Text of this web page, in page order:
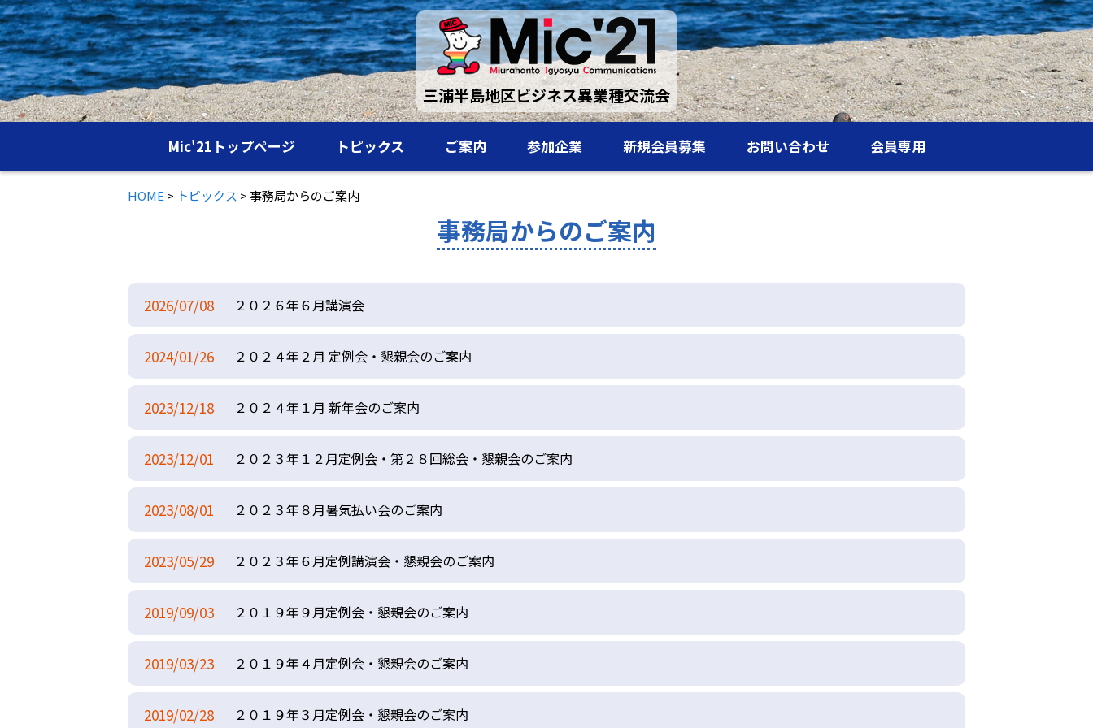
三浦半島地区ビジネス異業種交流会
Mic'21トップページ トピックス ご案内 参加企業 新規会員募集 お問い合わせ 会員専用
HOME > トピックス >事務局からのご案内
事務局からのご案内
2026/07/08 ２０２６年６月講演会
2024/01/26 ２０２４年２月 定例会・懇親会のご案内
2023/12/18 ２０２４年１月 新年会のご案内
2023/12/01 ２０２３年１２月定例会・第２８回総会・懇親会のご案内
2023/08/01 ２０２３年８月暑気払い会のご案内
2023/05/29 ２０２３年６月定例講演会・懇親会のご案内
2019/09/03 ２０１９年９月定例会・懇親会のご案内
2019/03/23 ２０１９年４月定例会・懇親会のご案内
2019/02/28 ２０１９年３月定例会・懇親会のご案内